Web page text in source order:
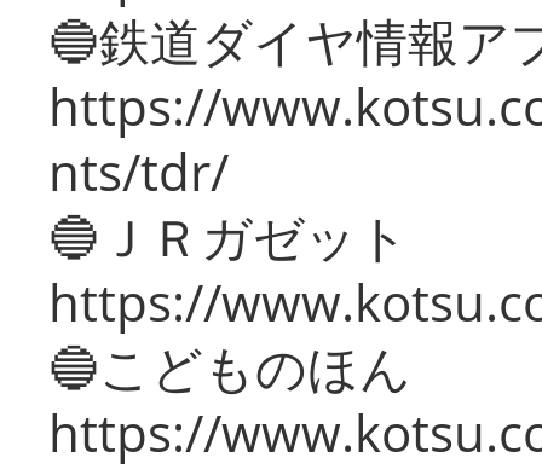
🔵鉄道ダイヤ情報ア
https://
nts/tdr/
🔵ＪＲガゼット
https://
🔵こどものほん
https://